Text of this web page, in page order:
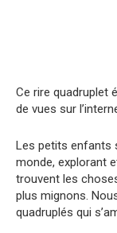
Ce rire quadruplet
de vues sur
Les petits enfants
monde, explorant
trouvent les
plus mignons.
quadruplés qui